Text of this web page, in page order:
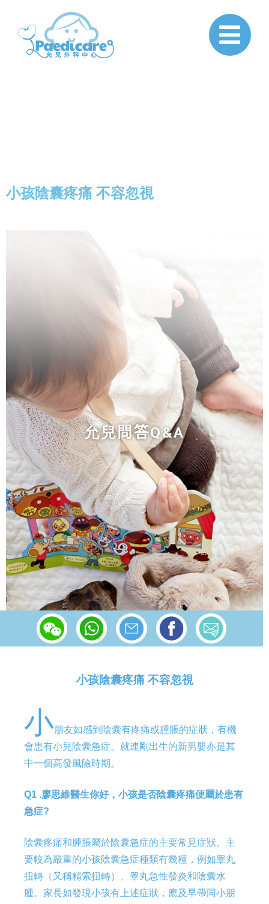
小孩陰囊疼痛 不容忽視
允兒問答Q&A
小孩陰囊疼痛 不容忽視
小朋友如感到陰囊有疼痛或腫脹的症狀，有機
會患有小兒陰囊急症。就連剛出生的新男嬰亦是其
中一個高發風險時期。
Q1 .廖思維醫生你好，小孩是否陰囊疼痛便屬於患有
急症?
陰囊疼痛和腫脹屬於陰囊急症的主要常見症狀。主
要較為嚴重的小孩陰囊急症種類有幾種，例如睾丸
扭轉（又稱精索扭轉）、睾丸急性發炎和陰囊水
腫。家長如發現小孩有上述症狀，應及早帶同小朋